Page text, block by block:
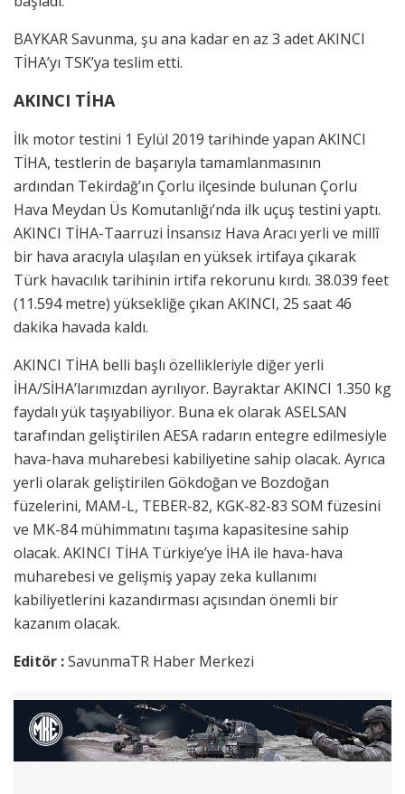
BAYKAR Savunma, şu ana kadar en az 3 adet AKINCI
TİHA’yı TSK’ya teslim etti.
AKINCI TİHA
İlk motor testini 1 Eylül 2019 tarihinde yapan AKINCI
TİHA, testlerin de başarıyla tamamlanmasının
ardından Tekirdağ’ın Çorlu ilçesinde bulunan Çorlu
Hava Meydan Üs Komutanlığı’nda ilk uçuş testini yaptı.
AKINCI TİHA-Taarruzi İnsansız Hava Aracı yerli ve millî
bir hava aracıyla ulaşılan en yüksek irtifaya çıkarak
Türk havacılık tarihinin irtifa rekorunu kırdı. 38.039 feet
(11.594 metre) yüksekliğe çıkan AKINCI, 25 saat 46
dakika havada kaldı.
AKINCI TİHA belli başlı özellikleriyle diğer yerli
İHA/SİHA’larımızdan ayrılıyor. Bayraktar AKINCI 1.350 kg
faydalı yük taşıyabiliyor. Buna ek olarak ASELSAN
tarafından geliştirilen AESA radarın entegre edilmesiyle
hava-hava muharebesi kabiliyetine sahip olacak. Ayrıca
yerli olarak geliştirilen Gökdoğan ve Bozdoğan
füzelerini, MAM-L, TEBER-82, KGK-82-83 SOM füzesini
ve MK-84 mühimmatını taşıma kapasitesine sahip
olacak. AKINCI TİHA Türkiye’ye İHA ile hava-hava
muharebesi ve gelişmiş yapay zeka kullanımı
kabiliyetlerini kazandırması açısından önemli bir
kazanım olacak.
Editör :SavunmaTR Haber Merkezi